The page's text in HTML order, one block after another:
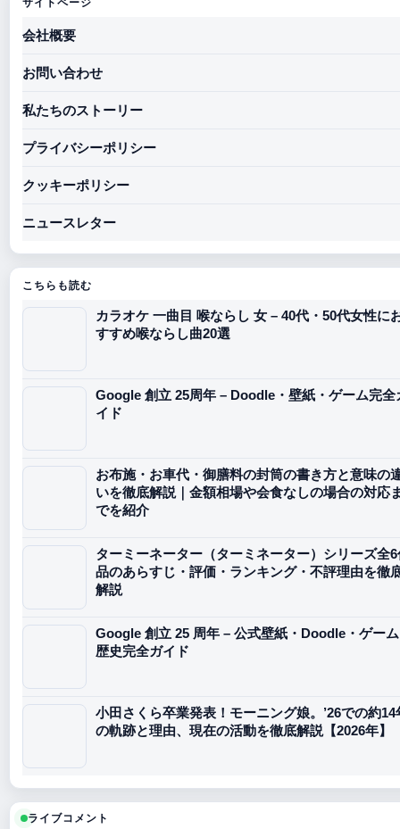
サイトページ
会社概要
お問い合わせ
私たちのストーリー
プライバシーポリシー
クッキーポリシー
ニュースレター
こちらも読む
カラオケ 一曲目 喉ならし 女 – 40代・50代女性に
すすめ喉ならし曲20選
Google 創立 25周年 – Doodle・壁紙・ゲーム完全
イド
お布施・お車代・御膳料の封筒の書き方と意味の
いを徹底解説｜金額相場や会食なしの場合の対応
でを紹介
ターミーネーター（ターミネーター）シリーズ全6
品のあらすじ・評価・ランキング・不評理由を徹
解説
Google 創立 25 周年 – 公式壁紙・Doodle・ゲー
歴史完全ガイド
小田さくら卒業発表！モーニング娘。’26での約14
の軌跡と理由、現在の活動を徹底解説【2026年】
ライブコメント